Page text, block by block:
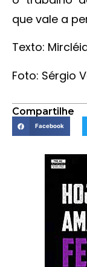
que vale a
Texto:
Foto: Sérgio
Compartilhe
Facebook